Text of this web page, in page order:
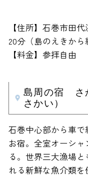
【住所】石巻市田
20分（島のえきから
【料金】参拝自由
島周の宿 さ
さかい）
石巻中心部から車で
お宿。全室オーシ
る。世界三大漁場
れる新鮮な魚介類を